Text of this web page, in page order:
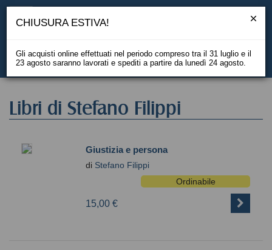
EN
Libri di Stefano Filippi
Giustizia e persona
di Stefano Filippi
Ordinabile
15,00 €
CHIUSURA ESTIVA!
Gli acquisti online effettuati nel periodo compreso tra il 31 luglio e il
23 agosto saranno lavorati e spediti a partire da lunedì 24 agosto.